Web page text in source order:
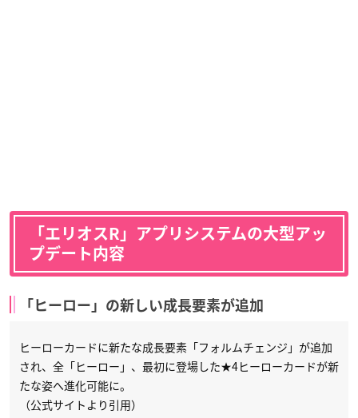
「エリオスR」アプリシステムの大型アッ
プデート内容
「ヒーロー」の新しい成長要素が追加
ヒーローカードに新たな成長要素「フォルムチェンジ」が追加
され、全「ヒーロー」、最初に登場した★4ヒーローカードが新
たな姿へ進化可能に。
（公式サイトより引用）